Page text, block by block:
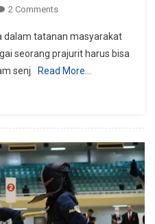
2 CommentsOn
Berbagai
Senjata
Yang
dalam tatanan masyarakat
seorang prajurit harus bisa
senj
Read More…